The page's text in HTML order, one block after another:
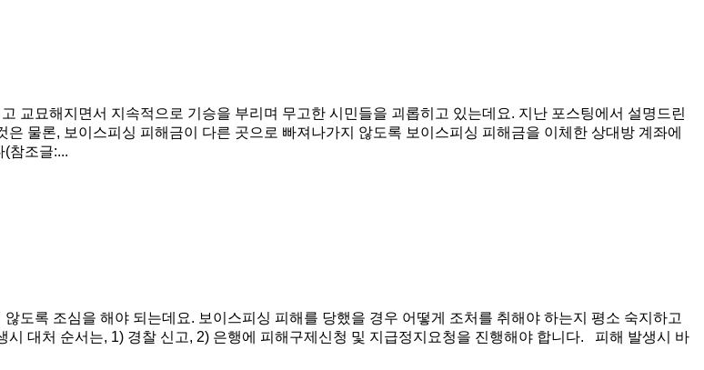
교묘해지면서 지속적으로 기승을 부리며 무고한 시민들을 괴롭히고 있는데요. 지난 포스팅에서 설명드린
물론, 보이스피싱 피해금이 다른 곳으로 빠져나가지 않도록 보이스피싱 피해금을 이체한 상대방 계좌에
참조글:...
도록 조심을 해야 되는데요. 보이스피싱 피해를 당했을 경우 어떻게 조처를 취해야 하는지 평소 숙지하고
대처 순서는, 1) 경찰 신고, 2) 은행에 피해구제신청 및 지급정지요청을 진행해야 합니다. 피해 발생시 바